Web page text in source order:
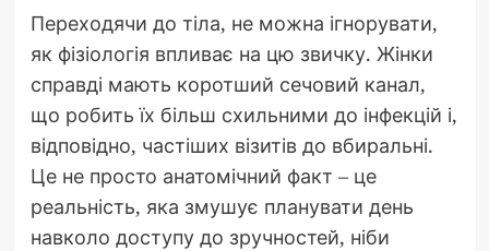
Переходячи до тіла, не можна ігнорувати,
як фізіологія впливає на цю звичку. Жінки
справді мають коротший сечовий канал,
що робить їх більш схильними до інфекцій і,
відповідно, частіших візитів до вбиральні.
Це не просто анатомічний факт – це
реальність, яка змушує планувати день
навколо доступу до зручностей, ніби